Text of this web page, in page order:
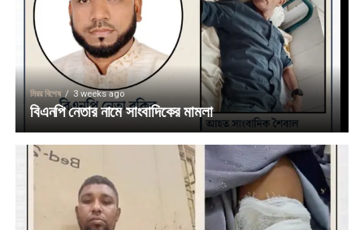
মিরর বিশেষ 3 weeks ago
বিএনপি নেতার নামে সাংবাদিকের মামলা